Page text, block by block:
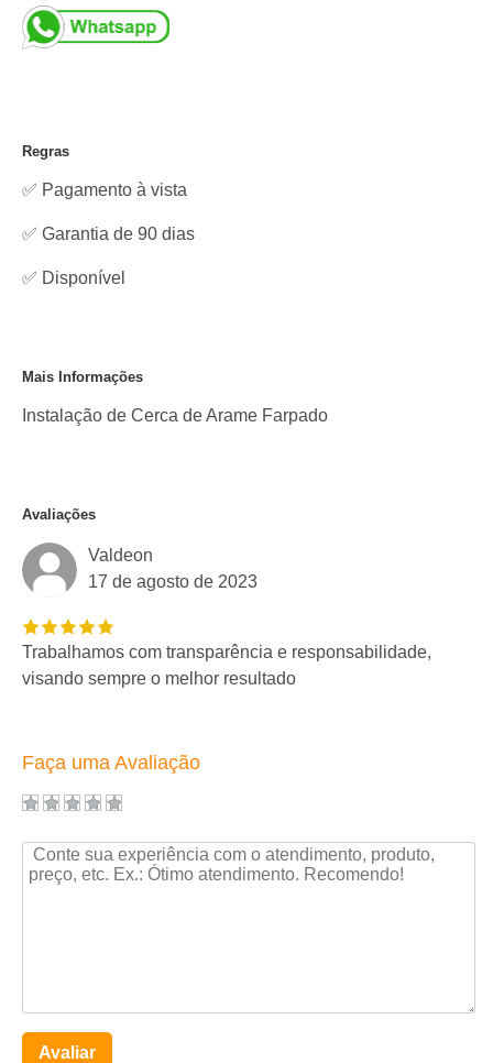
Regras
✅ Pagamento à vista
✅ Garantia de 90 dias
✅ Disponível
Mais Informações
Instalação de Cerca de Arame Farpado
Avaliações
Valdeon
17 de agosto de 2023
Trabalhamos com transparência e responsabilidade,
visando sempre o melhor resultado
Faça uma Avaliação
Avaliar